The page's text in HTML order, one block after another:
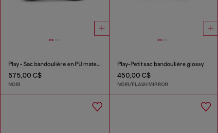
Play - Sac bandoulière en PU matelassé perforé
575,00 C$
NOIR
Play-Petit sac bandoulière glossy
450,00 C$
NOIR/FLASH MIRROR